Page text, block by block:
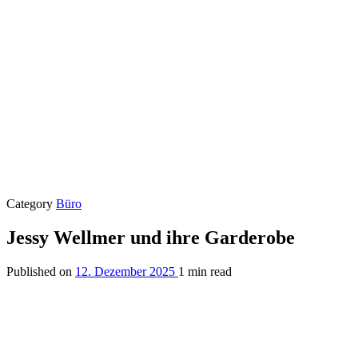
Category Büro
Jessy Wellmer und ihre Garderobe
Published on 12. Dezember 2025 1 min read